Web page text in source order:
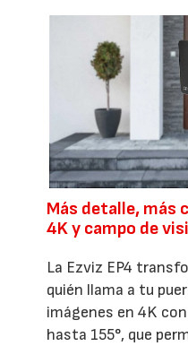
Más detalle, más
4K y campo de
La Ezviz EP4
quién llama a tu
imágenes en 4K
hasta 155°, que